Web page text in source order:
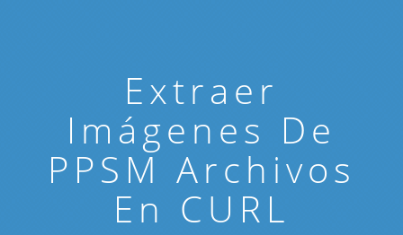
Extraer
Imágenes De
PPSM Archivos
En CURL